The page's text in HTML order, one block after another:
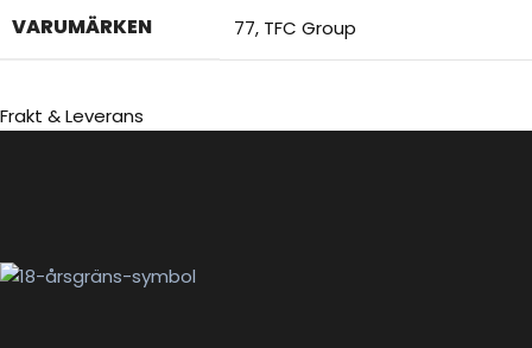
VARUMÄRKEN 77, TFC Group
Frakt & Leverans